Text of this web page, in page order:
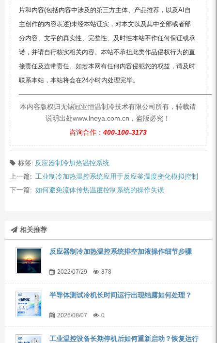
片和内容(包括内容中涉及的第三方主体、产品推荐，以及AI自
主创作的内容表述)未经本站证实，对本文以及其中全部或者部
分内容、文字的真实性、完整性、及时性本站不作任何保证或承
诺，并请自行核实相关内容。本站不承担此类作品侵权行为的直
接责任及连带责任。如若本网有任何内容侵犯您的权益，请及时
联系本站，本站将会在24小时内处理完毕。
本内容版权归无锡冠亚恒温制冷技术有限公司所有，转载请
说明出处www.lneya.com.cn，盗版必究！
咨询合作： 400-100-3173
标签: 反应器制冷加热温控系统
上一篇: 工业制冷加热温控系统应用于反应釜温度变化模拟控制
下一篇: 如何避免流体传热温度控制系统的操作失误
相关推荐
反应器制冷加热温控系统排空加液操作细节步骤
2022/07/29 878
半导体测试冷机长时间运行出现结露如何处理？
2026/08/07 0
工业温控设备长期停机后如何重新启动？恢复运行